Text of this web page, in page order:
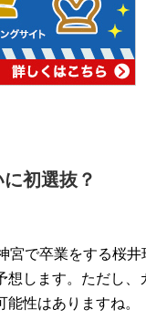
初選抜？
宮で卒業をする桜
想します。ただし、
性はありますね。